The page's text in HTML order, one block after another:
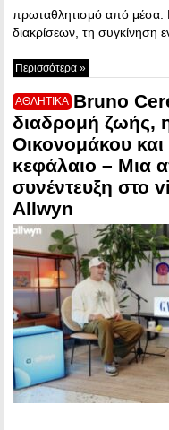
πρωταθλητισμό από μέσα.
διακρίσεων, τη συγκίνηση
Περισσότερα »
ΑΘΛΗΤΙΚΑ Bruno
διαδρομή ζωής,
Οικονομάκου και
κεφάλαιο – Μια
συνέντευξη στο
Allwyn